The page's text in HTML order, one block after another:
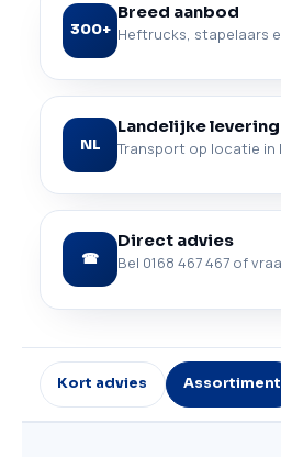
300+
Breed aanbod
Heftrucks, stapelaars
NL
Landelijke levering
Transport op locatie in
☎
Direct advies
Bel 0168 467 467 of
Kort advies Assortiment